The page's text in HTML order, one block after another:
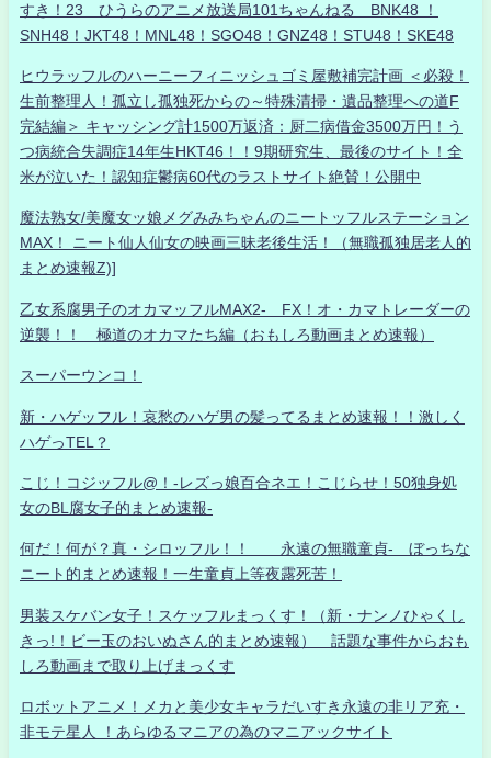
すき！23 ひうらのアニメ放送局101ちゃんねる BNK48 ！
SNH48！JKT48！MNL48！SGO48！GNZ48！STU48！SKE48
ヒウラッフルのハーニーフィニッシュゴミ屋敷補完計画 ＜必殺！
生前整理人！孤立し孤独死からの～特殊清掃・遺品整理への道F
完結編＞ キャッシング計1500万返済：厨二病借金3500万円！う
つ病統合失調症14年生HKT46！！9期研究生、最後のサイト！全
米が泣いた！認知症鬱病60代のラストサイト絶賛！公開中
魔法熟女/美魔女ッ娘メグみみちゃんのニートッフルステーション
MAX！ ニート仙人仙女の映画三昧老後生活！（無職孤独居老人的
まとめ速報Z)]
乙女系腐男子のオカマッフルMAX2- FX！オ・カマトレーダーの
逆襲！！ 極道のオカマたち編（おもしろ動画まとめ速報）
スーパーウンコ！
新・ハゲッフル！哀愁のハゲ男の髪ってるまとめ速報！！激しく
ハゲっTEL？
こじ！コジッフル@！-レズっ娘百合ネエ！こじらせ！50独身処
女のBL腐女子的まとめ速報-
何だ！何が？真・シロッフル！！ 永遠の無職童貞- ぼっちな
ニート的まとめ速報！一生童貞上等夜露死苦！
男装スケバン女子！スケッフルまっくす！（新・ナンノひゃくし
きっ!！ビー玉のおいぬさん的まとめ速報） 話題な事件からおも
しろ動画まで取り上げまっくす
ロボットアニメ！メカと美少女キャラだいすき永遠の非リア充・
非モテ星人 ！あらゆるマニアの為のマニアックサイト